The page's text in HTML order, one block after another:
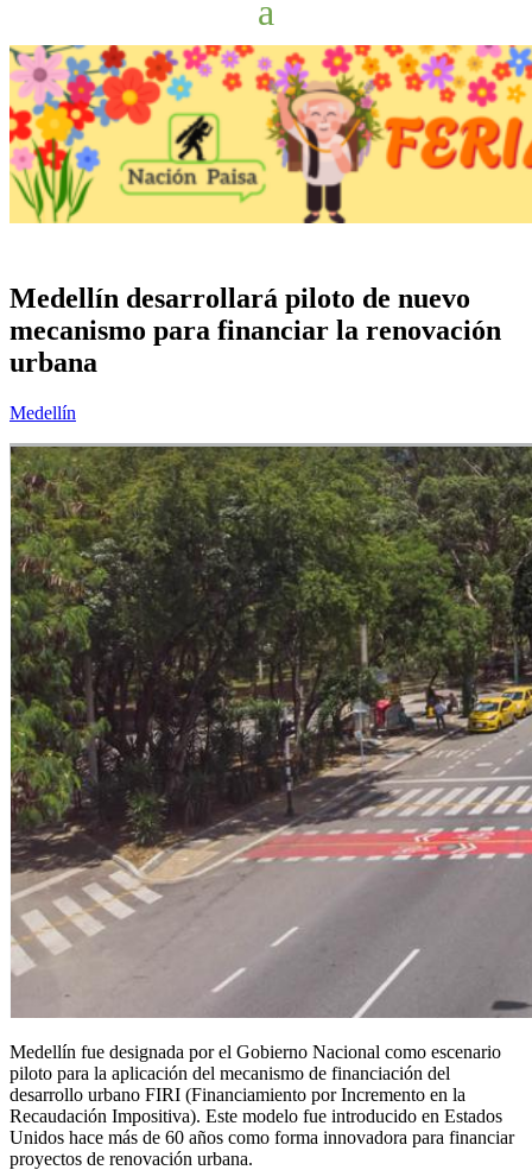
Medellín desarrollará piloto de nuevo
mecanismo para financiar la renovación
urbana
Medellín
Medellín fue designada por el Gobierno Nacional como escenario
piloto para la aplicación del mecanismo de financiación del
desarrollo urbano FIRI (Financiamiento por Incremento en la
Recaudación Impositiva). Este modelo fue introducido en Estados
Unidos hace más de 60 años como forma innovadora para financiar
proyectos de renovación urbana.